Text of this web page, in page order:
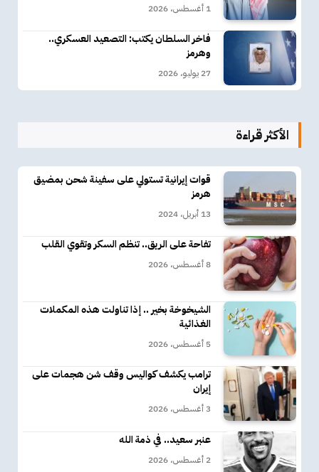
1 أغسطس، 2026
فاخر السلطان يكتب: التصعيد العسكري..
وهرمز
27 يوليو، 2026
الأكثر قراءة
قوات إيرانية تستولي على سفينة شحن بمضيق
هرمز
13 أبريل، 2024
تفاحة على الريق.. تنظم السكر وتقوي القلب
8 أغسطس، 2026
الشيخوخة بخير .. إذا تناولت هذه المكملات
الغذائية
5 أغسطس، 2026
ترامب يكشف كواليس وقف شن هجمات على
إيران
3 أغسطس، 2026
عنبر سعيد.. في ذمة الله
2 أغسطس، 2026